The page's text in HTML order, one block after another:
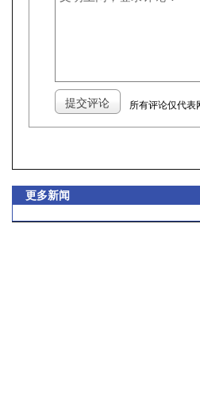
所有评论仅代表
更多新闻